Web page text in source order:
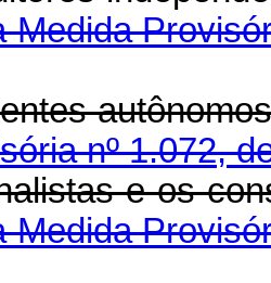
Medida
nº 1.072,
e os
Medida